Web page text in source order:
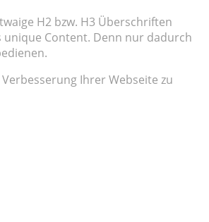
H2 bzw. H3 Überschriften
unique Content. Denn nur dadurch
Ihrer Webseite zu